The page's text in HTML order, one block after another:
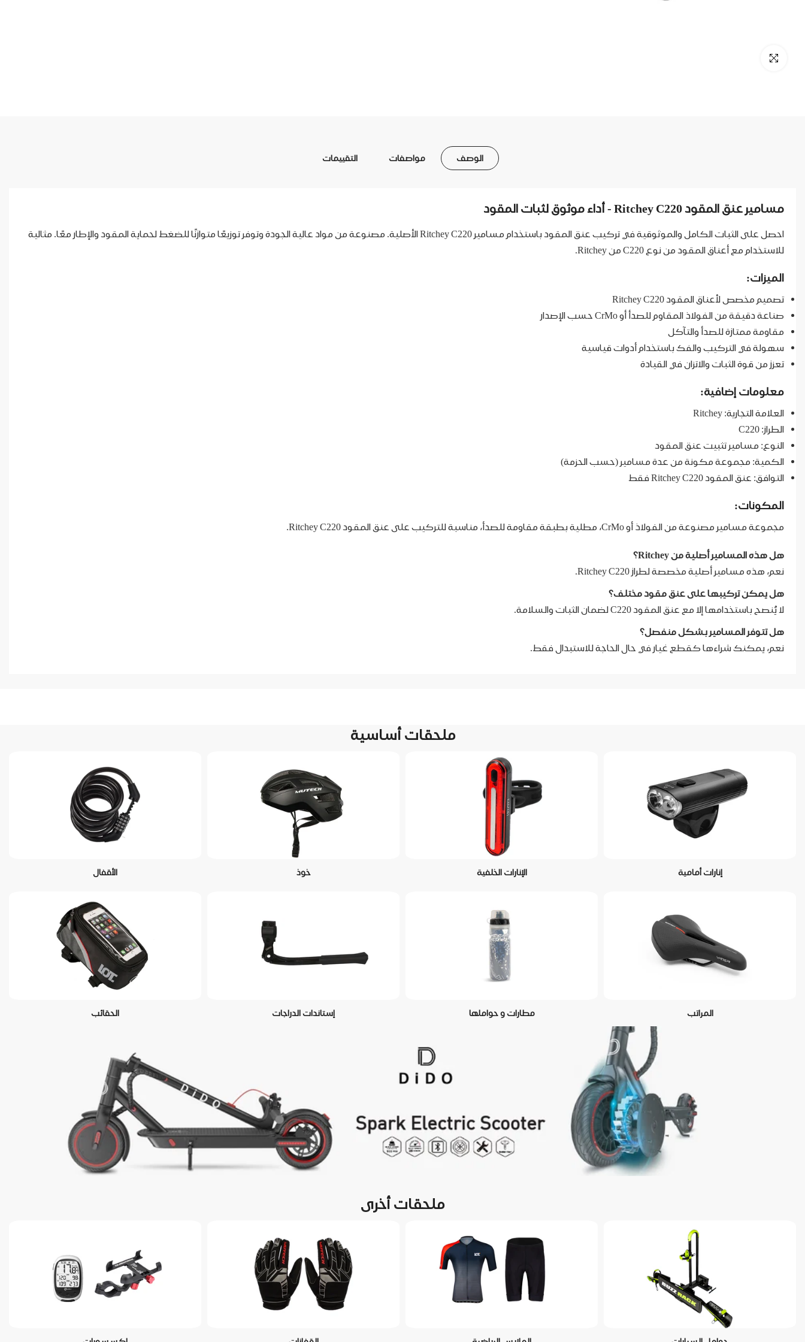
الوصف مواصفات التقييمات
مسامير عنق المقود Ritchey C220 - أداء موثوق لثبات المقود
احصل على الثبات الكامل والموثوقية في تركيب عنق المقود باستخدام مسامير Ritchey C220 الأصلية. مصنوعة من مواد عالية الجودة وتوفر توزيعًا متوازنًا للضغط لحماية المقود والإطار معًا. مثالية
للاستخدام مع أعناق المقود من نوع C220 من Ritchey.
الميزات:
تصميم مخصص لأعناق المقود Ritchey C220
صناعة دقيقة من الفولاذ المقاوم للصدأ أو CrMo حسب الإصدار
مقاومة ممتازة للصدأ والتآكل
سهولة في التركيب والفك باستخدام أدوات قياسية
تعزز من قوة الثبات والاتزان في القيادة
معلومات إضافية:
العلامة التجارية: Ritchey
الطراز: C220
النوع: مسامير تثبيت عنق المقود
الكمية: مجموعة مكونة من عدة مسامير (حسب الحزمة)
التوافق: عنق المقود Ritchey C220 فقط
المكونات:
مجموعة مسامير مصنوعة من الفولاذ أو CrMo، مطلية بطبقة مقاومة للصدأ، مناسبة للتركيب على عنق المقود Ritchey C220.
هل هذه المسامير أصلية من Ritchey؟
نعم، هذه مسامير أصلية مخصصة لطراز Ritchey C220.
هل يمكن تركيبها على عنق مقود مختلف؟
لا يُنصح باستخدامها إلا مع عنق المقود C220 لضمان الثبات والسلامة.
هل تتوفر المسامير بشكل منفصل؟
نعم، يمكنك شراءها كقطع غيار في حال الحاجة للاستبدال فقط.
ملحقات أساسية
إنارات أمامية الإنارات الخلفية خوذ الأقفال
المراتب مطارات و حواملها إستاندات الدراجات الحقائب
ملحقات أخرى